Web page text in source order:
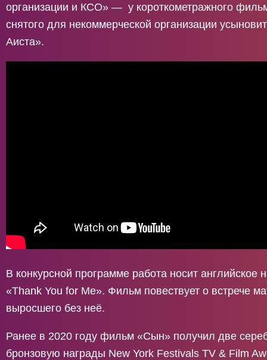
организации и КСО» — у короткометражного
снятого для некоммерческой организации
Аиста».
В конкурсной программе работа носит английское
«Thank You for Me». Фильм повествует о встрече
выросшего без неё.
Ранее в 2020 году фильм «Сын» получил две
бронзовую награды New York Festivals TV & Film